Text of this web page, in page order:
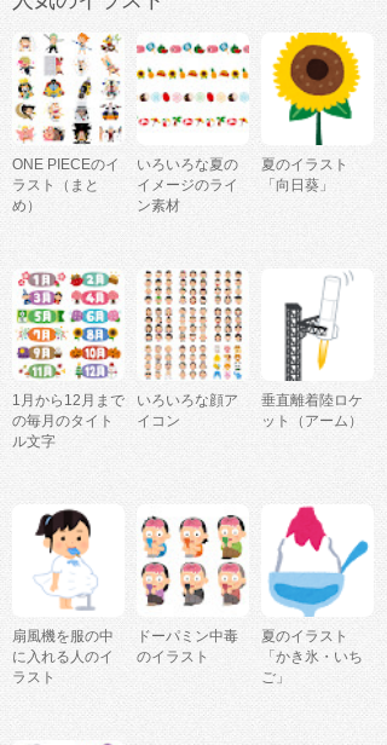
ONE PIECEのイ
ラスト（まと
め）
いろいろな夏の
イメージのライ
ン素材
夏のイラスト
「向日葵」
1月から12月まで
の毎月のタイト
ル文字
いろいろな顔ア
イコン
垂直離着陸ロケ
ット（アーム）
扇風機を服の中
に入れる人のイ
ラスト
ドーパミン中毒
のイラスト
夏のイラスト
「かき氷・いち
ご」